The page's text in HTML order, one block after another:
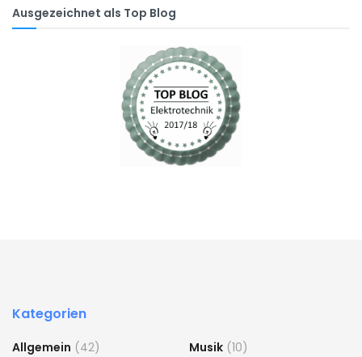
Ausgezeichnet als Top Blog
Kategorien
Allgemein (42)
Musik (10)